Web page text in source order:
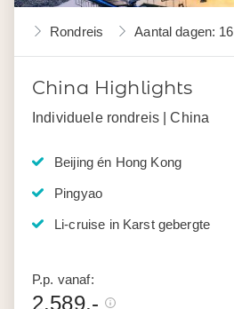
Rondreis Aantal dagen: 16
China Highlights
Individuele rondreis | China
Beijing én Hong Kong
Pingyao
Li-cruise in Karst gebergte
P.p. vanaf:
2.589,-